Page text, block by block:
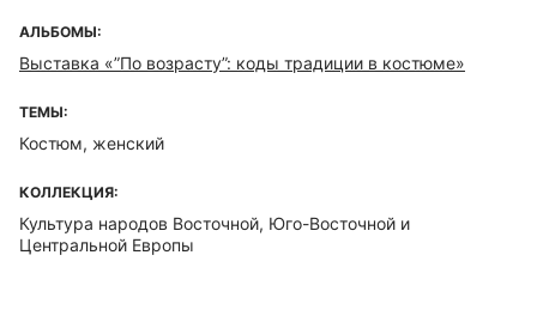
АЛЬБОМЫ:
Выставка «”По возрасту”: коды традиции в костюме»
ТЕМЫ:
Костюм, женский
КОЛЛЕКЦИЯ:
Культура народов Восточной, Юго-Восточной и
Центральной Европы